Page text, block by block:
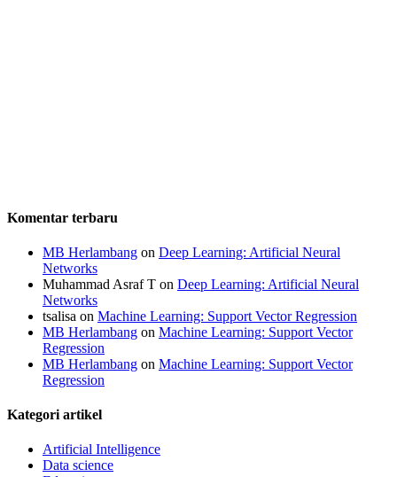
Komentar terbaru
MB Herlambang on Deep Learning: Artificial Neural
Networks
Muhammad Asraf T on Deep Learning: Artificial Neural
Networks
tsalisa on Machine Learning: Support Vector Regression
MB Herlambang on Machine Learning: Support Vector
Regression
MB Herlambang on Machine Learning: Support Vector
Regression
Kategori artikel
Artificial Intelligence
Data science